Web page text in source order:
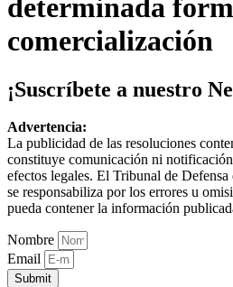
determinada
comercialización
¡Suscríbete a nuestro
Advertencia:
La publicidad de las resoluciones
constituye comunicación ni
efectos legales. El Tribunal de
se responsabiliza por los errores u
pueda contener la información
Nombre
Email
Submit